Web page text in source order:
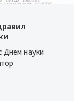
Днем науки